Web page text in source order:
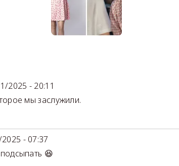
2025 - 20:11
мы заслужили.
- 07:37
😆